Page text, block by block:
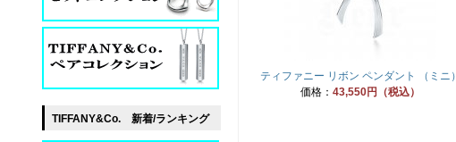
ティファニー リボン ペンダント （ミニ）
価格： 43,550円（税込）
TIFFANY&Co. 新着/ランキング